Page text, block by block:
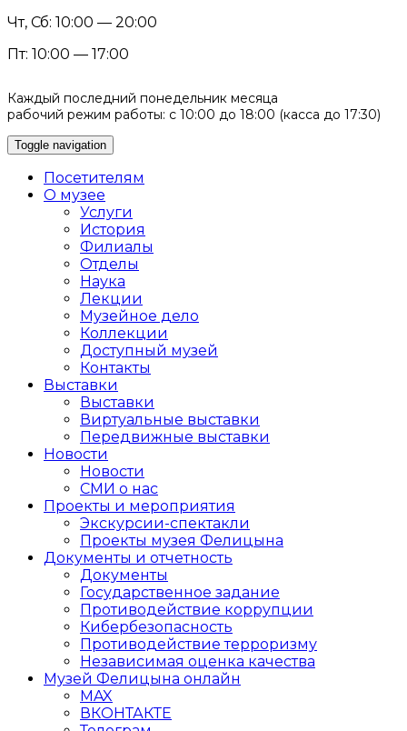
Чт, Сб: 10:00 — 20:00
Пт: 10:00 — 17:00
Каждый последний понедельник месяца
рабочий режим работы: с 10:00 до 18:00 (касса до 17:30)
Toggle navigation
Посетителям
О музее
Услуги
История
Филиалы
Отделы
Наука
Лекции
Музейное дело
Коллекции
Доступный музей
Контакты
Выставки
Выставки
Виртуальные выставки
Передвижные выставки
Новости
Новости
СМИ о нас
Проекты и мероприятия
Экскурсии-спектакли
Проекты музея Фелицына
Документы и отчетность
Документы
Государственное задание
Противодействие коррупции
Кибер­безопасность
Противодействие терроризму
Независимая оценка качества
Музей Фелицына онлайн
MAX
ВКОНТАКТЕ